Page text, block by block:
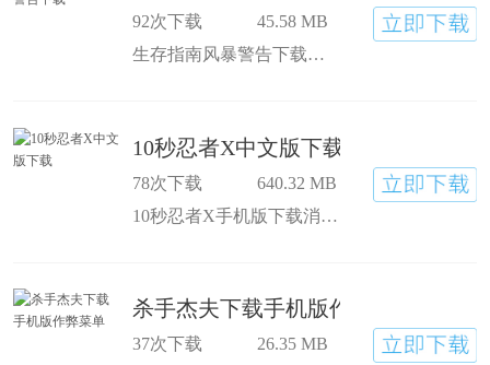
92次下载
45.58 MB
生存指南风暴警告下载氛围吓人，但理智判断才能走得远，用地形躲起来，少和怪物正面碰上，这样能多活一阵子，生存指南风暴警告游戏下载里能做燃烧瓶、霰弹枪这些厉害武器，打丧尸时更有底气，存活率高不少
10秒忍者X中文版下载
78次下载
640.32 MB
10秒忍者X手机版下载消灭所有敌人后，会按击杀数量打分，杀得越多分越高，10秒忍者XSteam移植版下载挺有成就感,能用忍者的本事，靠这些技能闯过难关,角色服装能解锁，换着穿挺有意思，满足自己的小偏好
杀手杰夫下载手机版作弊菜单
37次下载
26.35 MB